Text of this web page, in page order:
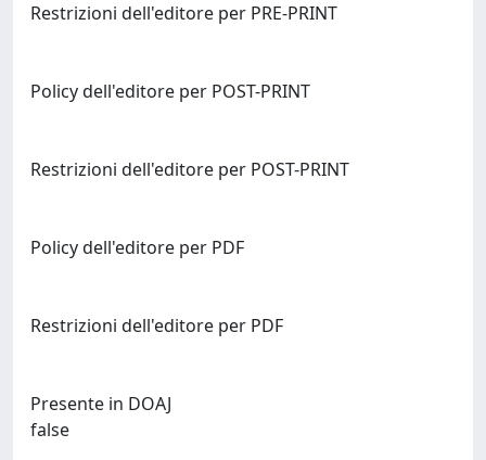
Restrizioni dell'editore per PRE-PRINT
Policy dell'editore per POST-PRINT
Restrizioni dell'editore per POST-PRINT
Policy dell'editore per PDF
Restrizioni dell'editore per PDF
Presente in DOAJ